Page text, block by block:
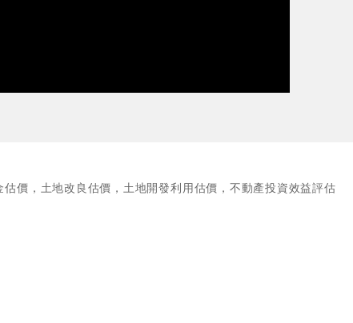
價，土地改良估價，土地開發利用估價，不動產投資效益評估